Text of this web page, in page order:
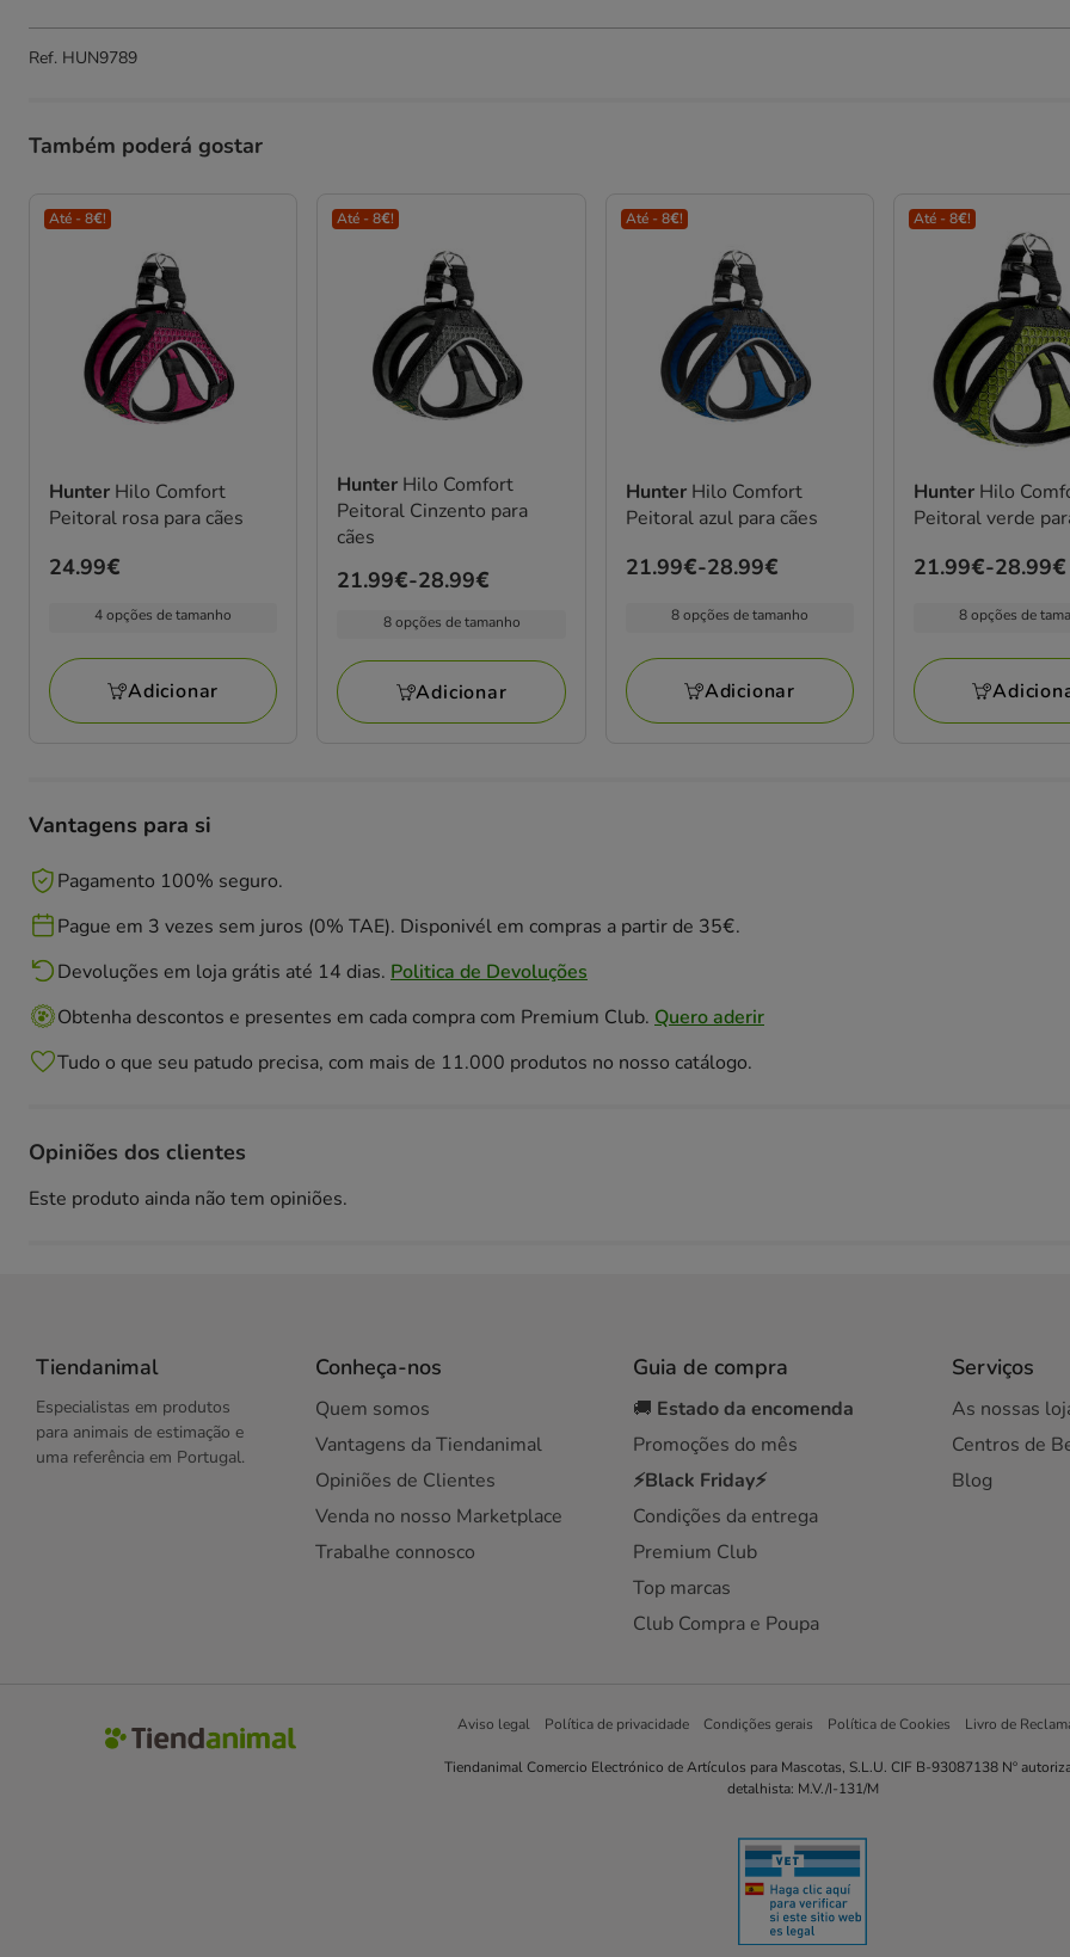
Ref. HUN9789
Também poderá gostar
Até - 8€!
Hunter Hilo Comfort
Peitoral rosa para cães
Preço
24.99€
4 opções de tamanho
Adicionar
Até - 8€!
Hunter Hilo Comfort
Peitoral Cinzento para
cães
Preço
a
28.99€
21.99€-28.99€
8 opções de tamanho
Adicionar
Até - 8€!
Hunter Hilo Comfort
Peitoral azul para cães
Preço
21.99€
28.99€
21.99€-28.99€
8 opções de tamanho
Adicionar
Até - 8€!
Hunter Hilo
Peitoral verde para
Preço
21.99€
28.99€
21.99€-28.99€
8 opções de
Vantagens para si
Pagamento 100% seguro.
Pague em 3 vezes sem juros (0% TAE). Disponivél em compras a partir de 35€.
Devoluções em loja grátis até 14 dias. Politica de Devoluções
Obtenha descontos e presentes em cada compra com Premium Club. Quero aderir
Tudo o que seu patudo precisa, com mais de 11.000 produtos no nosso catálogo.
Opiniões dos clientes
Este produto ainda não tem opiniões.
Tiendanimal
Especialistas em produtos
para animais de estimação e
uma referência em Portugal.
Conheça-nos
Quem somos
Vantagens da Tiendanimal
Opiniões de Clientes
Venda no nosso Marketplace
Trabalhe connosco
Guia de compra
🚚 Estado da encomenda
Promoções do mês
⚡Black Friday⚡
Condições da entrega
Premium Club
Top marcas
Club Compra e Poupa
Serviços
As nossas
Centros de
Blog
Aviso legal Política de privacidade Condições gerais Política de Cookies Livro de
Tiendanimal Comercio Electrónico de Artículos para Mascotas, S.L.U. CIF B-93087138 Nº
detalhista: M.V./I-131/M